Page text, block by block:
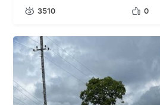
3510 0